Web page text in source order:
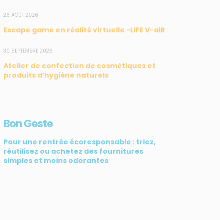
26 AOÛT 2026
Escape game en réalité virtuelle -LIFE V-aiR
30 SEPTEMBRE 2026
Atelier de confection de cosmétiques et
produits d’hygiène naturels
Bon Geste
Pour une rentrée écoresponsable : triez,
réutilisez ou achetez des fournitures
simples et moins odorantes
SUIVEZ-NOUS
31, rue du Pr. Raymond